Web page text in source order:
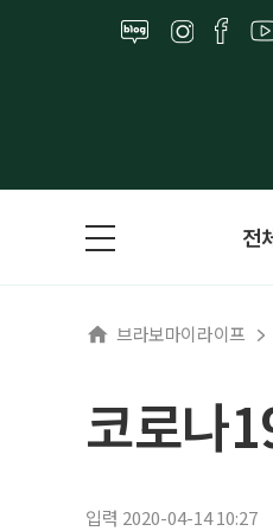
전
브라보마이라이프
코로나
입력 2020-04-14 10:27